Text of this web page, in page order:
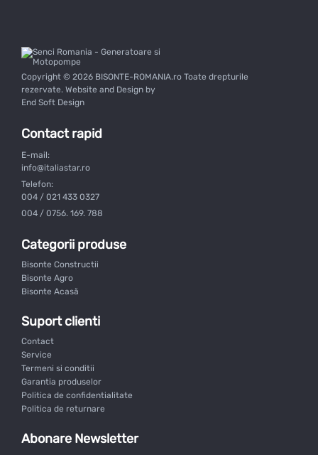
Copyright © 2026 BISONTE-ROMANIA.ro Toate drepturile
rezervate. Website and Design by
End Soft Design
Contact rapid
E-mail:
info@italiastar.ro
Telefon:
004 / 021 433 0327
004 / 0756. 169. 788
Categorii produse
Bisonte Constructii
Bisonte Agro
Bisonte Acasă
Suport clienti
Contact
Service
Termeni si conditii
Garantia produselor
Politica de confidentialitate
Politica de returnare
Abonare Newsletter